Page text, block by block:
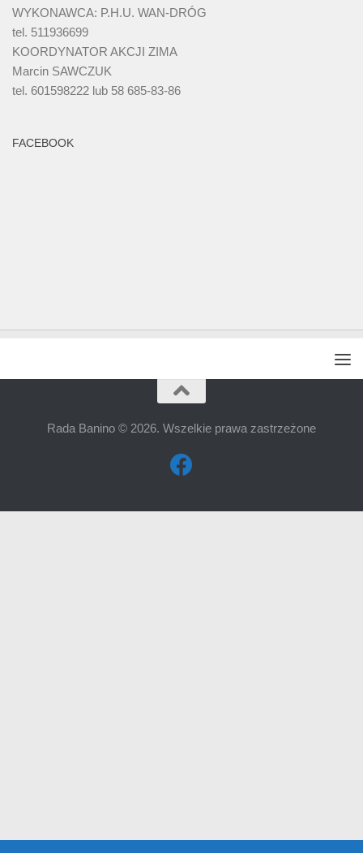
WYKONAWCA: P.H.U. WAN-DRÓG
tel. 511936699
KOORDYNATOR AKCJI ZIMA
Marcin SAWCZUK
tel. 601598222 lub 58 685-83-86
FACEBOOK
Rada Banino © 2026. Wszelkie prawa zastrzeżone